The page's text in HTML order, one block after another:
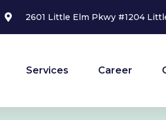
2601 Little Elm Pkwy #1204
Services Career